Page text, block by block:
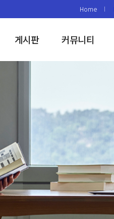
Home
게시판 커뮤니티